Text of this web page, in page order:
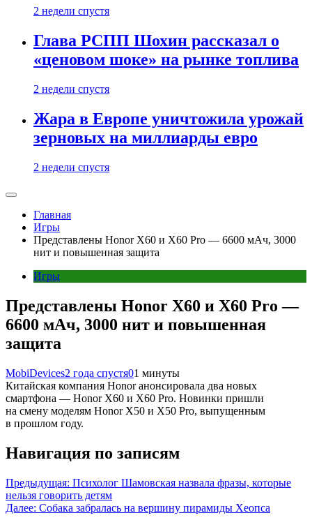
2 недели спустя
Глава РСПП Шохин рассказал о
«ценовом шоке» на рынке топлива
2 недели спустя
Жара в Европе уничтожила урожай
зерновых на миллиарды евро
2 недели спустя
Главная
Игры
Представлены Honor X60 и X60 Pro — 6600 мАч, 3000
нит и повышенная защита
Игры
Представлены Honor X60 и X60 Pro —
6600 мАч, 3000 нит и повышенная
защита
MobiDevices2 года спустя01 минуты
Китайская компания Honor анонсировала два новых
смартфона — Honor X60 и X60 Pro. Новинки пришли
на смену моделям Honor X50 и X50 Pro, выпущенным
в прошлом году.
Навигация по записям
Предыдущая: Психолог Шамовская назвала фразы, которые
нельзя говорить детям
Далее: Собака забралась на вершину пирамиды Хеопса